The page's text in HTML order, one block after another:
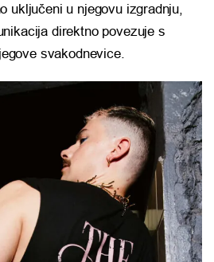
uključeni u njegovu izgradnju,
direktno povezuje s
svakodnevice.